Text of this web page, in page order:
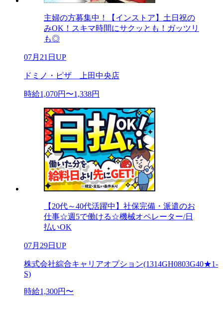
主婦の方募集中！【インストア】土日祝の
みOK！スキマ時間にサクッとも！ガッツリ
も◎
07月21日UP
ドミノ・ピザ 上田中央店
時給1,070円〜1,338円
【20代～40代活躍中】社保完備・派遣のお
仕事☆週5で働ける☆機械オペレーター/日
払いOK
07月29日UP
株式会社綜合キャリアオプション(1314GH0803G40★1-
S)
時給1,300円〜